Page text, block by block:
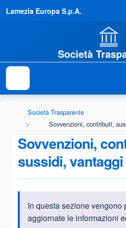
Lamezia Europa S.p.A.
Società
Società Trasparente
Sovvenzioni, contributi,
Sovvenzioni,
sussidi,
Informazioni
In questa sezione vengono
aggiornate le informazioni